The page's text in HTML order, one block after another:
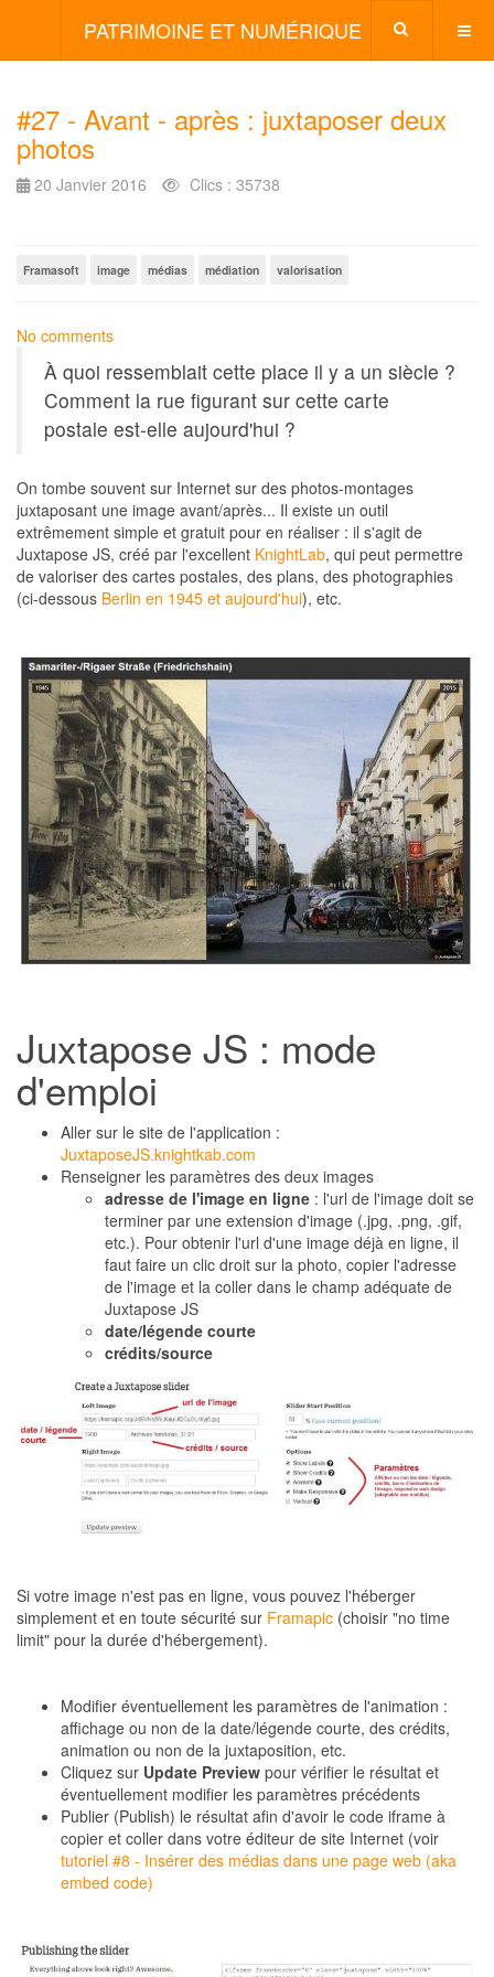
PATRIMOINE ET NUMÉRIQUE
#27 - Avant - après : juxtaposer deux
photos
20 Janvier 2016 Clics : 35738
Framasoft image médias médiation valorisation
No comments
À quoi ressemblait cette place il y a un siècle ?
Comment la rue figurant sur cette carte
postale est-elle aujourd'hui ?
On tombe souvent sur Internet sur des photos-montages
juxtaposant une image avant/après... Il existe un outil
extrêmement simple et gratuit pour en réaliser : il s'agit de
Juxtapose JS, créé par l'excellent KnightLab, qui peut permettre
de valoriser des cartes postales, des plans, des photographies
(ci-dessous Berlin en 1945 et aujourd'hui), etc.
Juxtapose JS : mode
d'emploi
Aller sur le site de l'application :
JuxtaposeJS.knightkab.com
Renseigner les paramètres des deux images
adresse de l'image en ligne : l'url de l'image doit se
terminer par une extension d'image (.jpg, .png, .gif,
etc.). Pour obtenir l'url d'une image déjà en ligne, il
faut faire un clic droit sur la photo, copier l'adresse
de l'image et la coller dans le champ adéquate de
Juxtapose JS
date/légende courte
crédits/source
Si votre image n'est pas en ligne, vous pouvez l'héberger
simplement et en toute sécurité sur Framapic (choisir "no time
limit" pour la durée d'hébergement).
Modifier éventuellement les paramètres de l'animation :
affichage ou non de la date/légende courte, des crédits,
animation ou non de la juxtaposition, etc.
Cliquez sur Update Preview pour vérifier le résultat et
éventuellement modifier les paramètres précédents
Publier (Publish) le résultat afin d'avoir le code iframe à
copier et coller dans votre éditeur de site Internet (voir
tutoriel #8 - Insérer des médias dans une page web (aka
embed code)